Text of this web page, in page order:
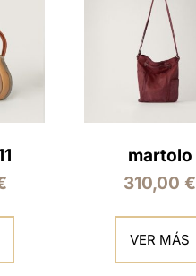
martolo
310,00 €
VER MÁS